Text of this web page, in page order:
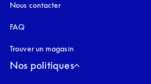
Nous contacter
FAQ
Trouver un magasin
Nos politiques